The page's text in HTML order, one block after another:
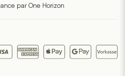
par One Horizon